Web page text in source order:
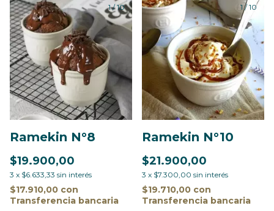
1/10
Ramekin N°8
$19.900,00
3 x $6.633,33 sin interés
$17.910,00 con
Transferencia bancaria
1/10
Ramekin N°10
$21.900,00
3 x $7.300,00 sin interés
$19.710,00 con
Transferencia bancaria